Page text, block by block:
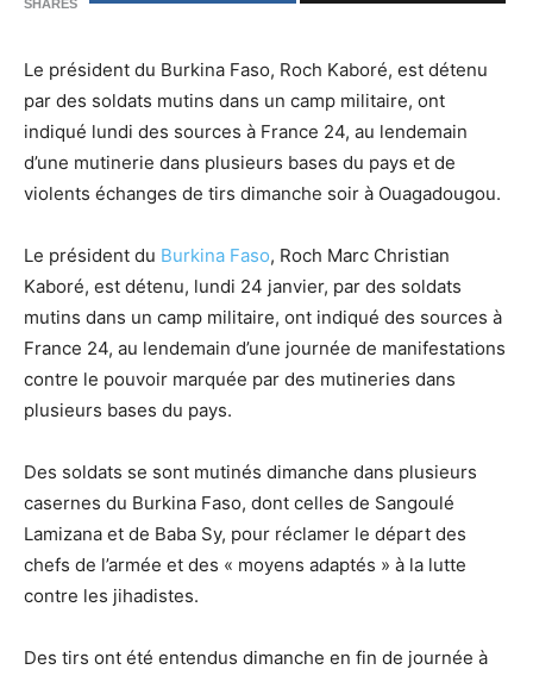
SHARES
Le président du Burkina Faso, Roch Kaboré, est détenu
par des soldats mutins dans un camp militaire, ont
indiqué lundi des sources à France 24, au lendemain
d’une mutinerie dans plusieurs bases du pays et de
violents échanges de tirs dimanche soir à Ouagadougou.
Le président du Burkina Faso, Roch Marc Christian
Kaboré, est détenu, lundi 24 janvier, par des soldats
mutins dans un camp militaire, ont indiqué des sources à
France 24, au lendemain d’une journée de manifestations
contre le pouvoir marquée par des mutineries dans
plusieurs bases du pays.
Des soldats se sont mutinés dimanche dans plusieurs
casernes du Burkina Faso, dont celles de Sangoulé
Lamizana et de Baba Sy, pour réclamer le départ des
chefs de l’armée et des « moyens adaptés » à la lutte
contre les jihadistes.
Des tirs ont été entendus dimanche en fin de journée à